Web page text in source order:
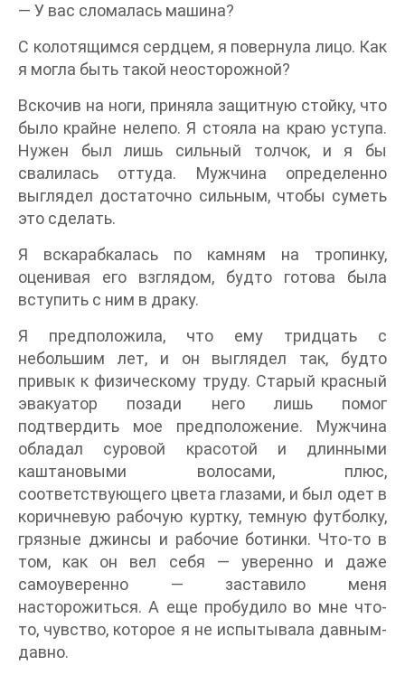
― У вас сломалась машина?
С колотящимся сердцем, я повернула лицо. Как
я могла быть такой неосторожной?
Вскочив на ноги, приняла защитную стойку, что
было крайне нелепо. Я стояла на краю уступа.
Нужен был лишь сильный толчок, и я бы
свалилась оттуда. Мужчина определенно
выглядел достаточно сильным, чтобы суметь
это сделать.
Я вскарабкалась по камням на тропинку,
оценивая его взглядом, будто готова была
вступить с ним в драку.
Я предположила, что ему тридцать с
небольшим лет, и он выглядел так, будто
привык к физическому труду. Старый красный
эвакуатор позади него лишь помог
подтвердить мое предположение. Мужчина
обладал суровой красотой и длинными
каштановыми волосами, плюс,
соответствующего цвета глазами, и был одет в
коричневую рабочую куртку, темную футболку,
грязные джинсы и рабочие ботинки. Что-то в
том, как он вел себя ― уверенно и даже
самоуверенно ― заставило меня
насторожиться. А еще пробудило во мне что-
то, чувство, которое я не испытывала давным-
давно.